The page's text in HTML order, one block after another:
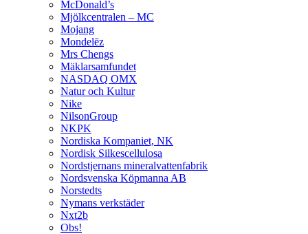
McDonald’s
Mjölkcentralen – MC
Mojang
Mondelēz
Mrs Chengs
Mäklarsamfundet
NASDAQ OMX
Natur och Kultur
Nike
NilsonGroup
NKPK
Nordiska Kompaniet, NK
Nordisk Silkescellulosa
Nordstjernans mineralvattenfabrik
Nordsvenska Köpmanna AB
Norstedts
Nymans verkstäder
Nxt2b
Obs!